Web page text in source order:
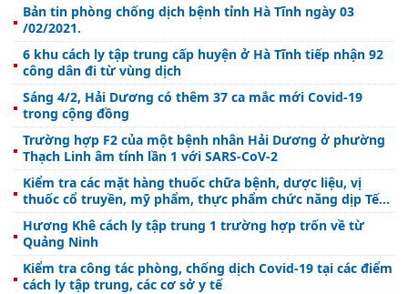
Bản tin phòng chống dịch bệnh tỉnh Hà Tĩnh ngày 03
/02/2021.
6 khu cách ly tập trung cấp huyện ở Hà Tĩnh tiếp nhận 92
công dân đi từ vùng dịch
Sáng 4/2, Hải Dương có thêm 37 ca mắc mới Covid-19
trong cộng đồng
Trường hợp F2 của một bệnh nhân Hải Dương ở phường
Thạch Linh âm tính lần 1 với SARS-CoV-2
Kiểm tra các mặt hàng thuốc chữa bệnh, dược liệu, vị
thuốc cổ truyền, mỹ phẩm, thực phẩm chức năng dịp Tết
Nguyên đán Tân Sửu 2021
Hương Khê cách ly tập trung 1 trường hợp trốn về từ
Quảng Ninh
Kiểm tra công tác phòng, chống dịch Covid-19 tại các điểm
cách ly tập trung, các cơ sở y tế